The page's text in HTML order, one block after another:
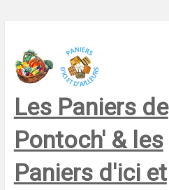
content
Les Paniers de
Pontoch' & les
Paniers d'ici et